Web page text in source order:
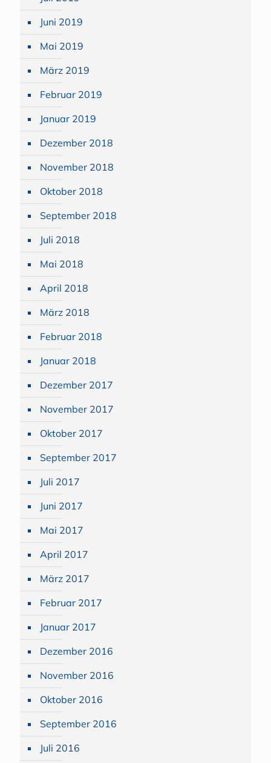
Juni 2019
Mai 2019
März 2019
Februar 2019
Januar 2019
Dezember 2018
November 2018
Oktober 2018
September 2018
Juli 2018
Mai 2018
April 2018
März 2018
Februar 2018
Januar 2018
Dezember 2017
November 2017
Oktober 2017
September 2017
Juli 2017
Juni 2017
Mai 2017
April 2017
März 2017
Februar 2017
Januar 2017
Dezember 2016
November 2016
Oktober 2016
September 2016
Juli 2016